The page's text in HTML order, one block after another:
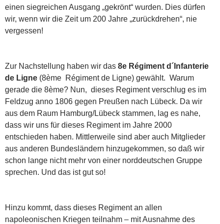
einen siegreichen Ausgang „gekrönt“ wurden. Dies dürfen
wir, wenn wir die Zeit um 200 Jahre „zurückdrehen“, nie
vergessen!
Zur Nachstellung haben wir das 8e Régiment d´Infanterie
de Ligne (8ème Régiment de Ligne) gewählt. Warum
gerade die 8ème? Nun, dieses Regiment verschlug es im
Feldzug anno 1806 gegen Preußen nach Lübeck. Da wir
aus dem Raum Hamburg/Lübeck stammen, lag es nahe,
dass wir uns für dieses Regiment im Jahre 2000
entschieden haben. Mittlerweile sind aber auch Mitglieder
aus anderen Bundesländern hinzugekommen, so daß wir
schon lange nicht mehr von einer norddeutschen Gruppe
sprechen. Und das ist gut so!
Hinzu kommt, dass dieses Regiment an allen
napoleonischen Kriegen teilnahm – mit Ausnahme des